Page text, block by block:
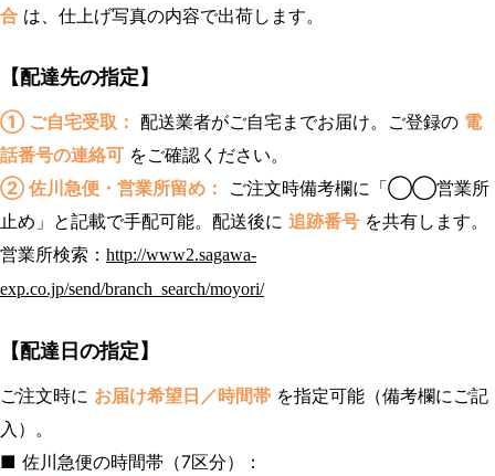
合 は、仕上げ写真の内容で出荷します。
【配達先の指定】
① ご自宅受取： 配送業者がご自宅までお届け。ご登録の 電
話番号の連絡可 をご確認ください。
② 佐川急便・営業所留め：
ご注文時備考欄に「◯◯営業所
止め」と記載で手配可能。配送後に 追跡番号 を共有します。
営業所検索： http://www2.sagawa-
exp.co.jp/send/branch_search/moyori/
【配達日の指定】
ご注文時に お届け希望日／時間帯 を指定可能（備考欄にご記
入）。
■ 佐川急便の時間帯（7区分）：